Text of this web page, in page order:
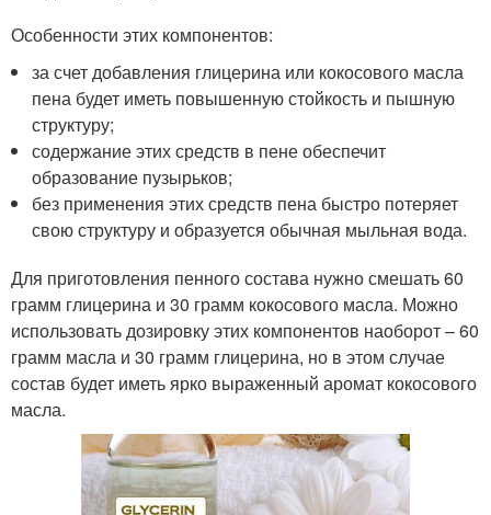
Особенности этих компонентов:
за счет добавления глицерина или кокосового масла
пена будет иметь повышенную стойкость и пышную
структуру;
содержание этих средств в пене обеспечит
образование пузырьков;
без применения этих средств пена быстро потеряет
свою структуру и образуется обычная мыльная вода.
Для приготовления пенного состава нужно смешать 60
грамм глицерина и 30 грамм кокосового масла. Можно
использовать дозировку этих компонентов наоборот – 60
грамм масла и 30 грамм глицерина, но в этом случае
состав будет иметь ярко выраженный аромат кокосового
масла.